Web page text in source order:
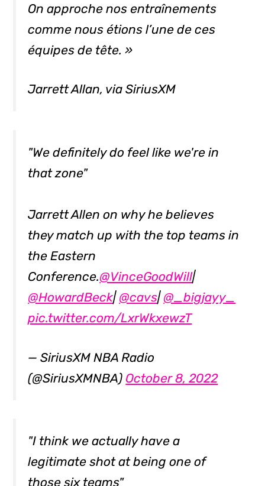
On approche nos entraînements
comme nous étions l’une de ces
équipes de tête. »
Jarrett Allan, via SiriusXM
"We definitely do feel like we're in
that zone"
Jarrett Allen on why he believes
they match up with the top teams in
the Eastern
Conference.@VinceGoodWill|
@HowardBeck| @cavs| @_bigjayy_
pic.twitter.com/LxrWkxewzT
— SiriusXM NBA Radio
(@SiriusXMNBA) October 8, 2022
"I think we actually have a
legitimate shot at being one of
those six teams"